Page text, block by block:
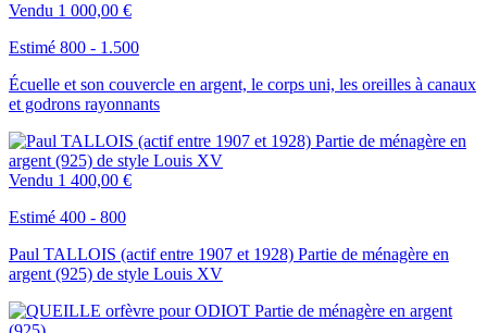
Vendu 1 000,00 €
Estimé 800 - 1.500
Écuelle et son couvercle en argent, le corps uni, les oreilles à canaux
et godrons rayonnants
Vendu 1 400,00 €
Estimé 400 - 800
Paul TALLOIS (actif entre 1907 et 1928) Partie de ménagère en
argent (925) de style Louis XV